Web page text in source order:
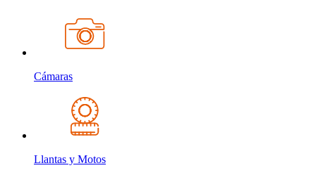
Cámaras
Llantas y Motos